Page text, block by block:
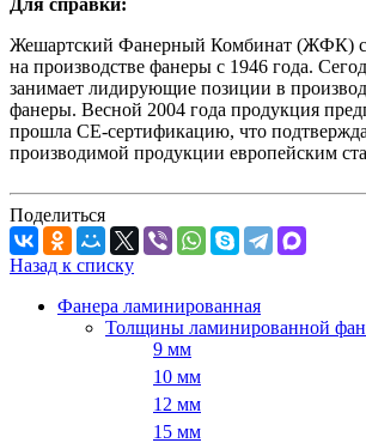
Для справки:
Жешартский Фанерный Комбинат (ЖФК)
на производстве фанеры с 1946 года.
занимает лидирующие позиции в
фанеры. Весной 2004 года продукция
прошла СЕ-сертификацию, что
производимой продукции европейским
Поделиться
Назад к списку
Фанера ламинированная
Толщины ламинированной
9 мм
10 мм
12 мм
15 мм